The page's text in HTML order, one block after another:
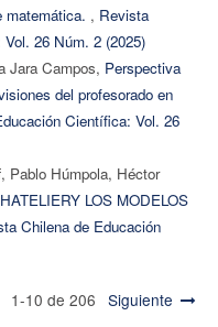
matemática. , Revista
26 Núm. 2 (2025)
Jara Campos, Perspectiva
del profesorado en
Científica: Vol. 26
Pablo Húmpola, Héctor
LOS MODELOS
Chilena de Educación
1-10 de 206 Siguiente